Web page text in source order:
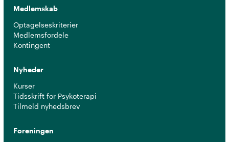
Medlemskab
Optagelseskriterier
Medlemsfordele
Kontingent
Nyheder
Kurser
Tidsskrift for Psykoterapi
Tilmeld nyhedsbrev
Foreningen